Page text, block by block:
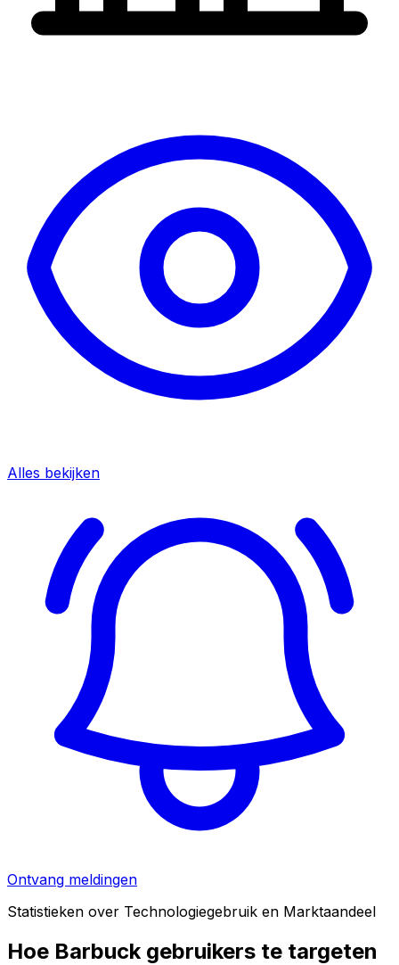
Alles bekijken
Ontvang meldingen
Statistieken over Technologiegebruik en Marktaandeel
Hoe Barbuck gebruikers te targeten